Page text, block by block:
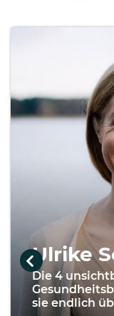
Ulrike
Die 4
sie endlich